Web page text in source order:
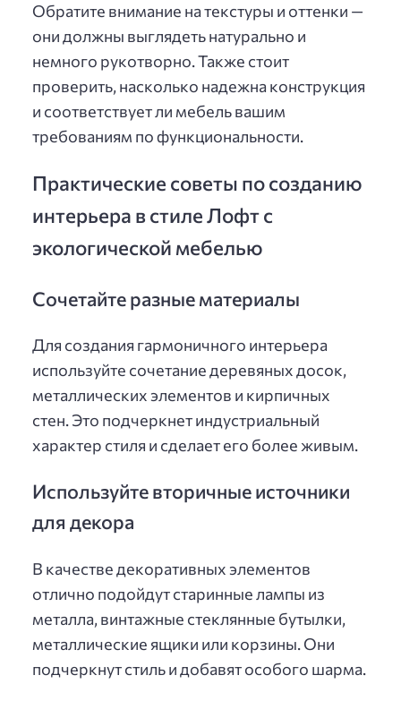
Обратите внимание на текстуры и оттенки —
они должны выглядеть натурально и
немного рукотворно. Также стоит
проверить, насколько надежна конструкция
и соответствует ли мебель вашим
требованиям по функциональности.
Практические советы по созданию
интерьера в стиле Лофт с
экологической мебелью
Сочетайте разные материалы
Для создания гармоничного интерьера
используйте сочетание деревяных досок,
металлических элементов и кирпичных
стен. Это подчеркнет индустриальный
характер стиля и сделает его более живым.
Используйте вторичные источники
для декора
В качестве декоративных элементов
отлично подойдут старинные лампы из
металла, винтажные стеклянные бутылки,
металлические ящики или корзины. Они
подчеркнут стиль и добавят особого шарма.